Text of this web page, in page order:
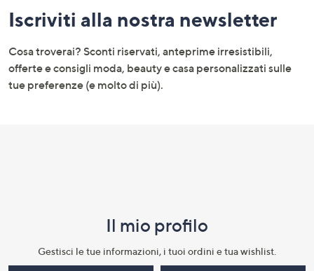
menu
e
informazioni
Iscriviti alla nostra newsletter
Cosa troverai? Sconti riservati, anteprime irresistibili,
offerte e consigli moda, beauty e casa personalizzati sulle
tue preferenze (e molto di più).
Il mio profilo​
Gestisci le tue informazioni, i tuoi ordini e tua wishlist.​